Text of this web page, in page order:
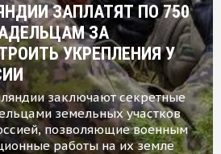
ЗАПЛАТЯТ ПО 750
ЗА
УКРЕПЛЕНИЯ У
заключают секретные
земельных участков
позволяющие военным
работы на их земле